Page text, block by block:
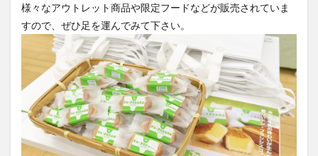
様々なアウトレット商品や限定フードなどが販売されていま
すので、ぜひ足を運んでみて下さい。